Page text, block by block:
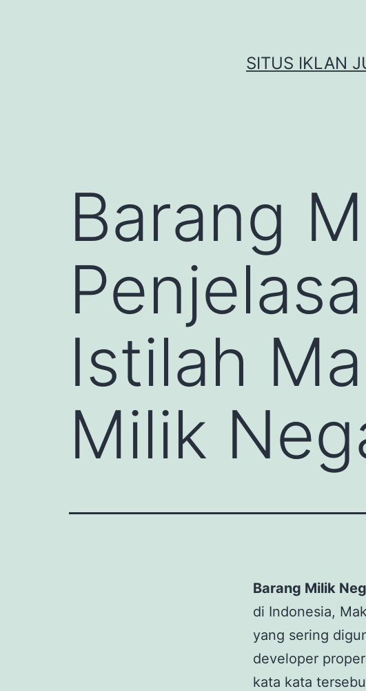
SITUS IKLAN
Barang
Istilah
Milik
Barang Milik
di Indonesia,
yang sering
developer
kata kata